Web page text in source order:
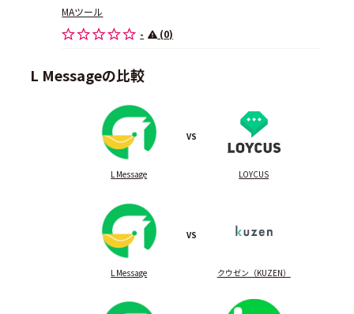
MAツール
-
(0)
L Messageの比較
L Message
VS
LOYCUS
L Message
VS
クウゼン（KUZEN）